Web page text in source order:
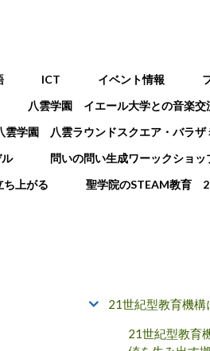
ICT イベント情報
八雲学園 イエール大学との音楽
雲学園 八雲ラウンドスクエア・バラ
問いの問い生成ワーックショッ
ち上がる
聖学院のSTEAM教育
21世紀型教育機構
21世紀型教育